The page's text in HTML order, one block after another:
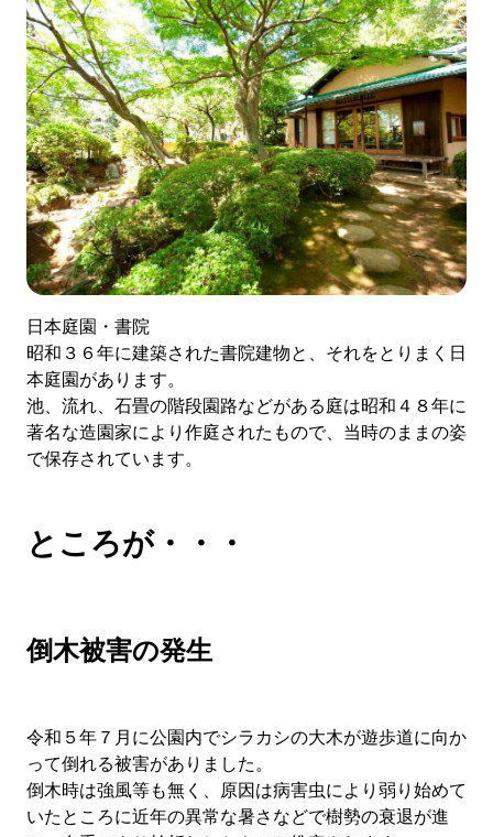
日本庭園・書院
昭和３６年に建築された書院建物と、それをとりまく日
本庭園があります。
池、流れ、石畳の階段園路などがある庭は昭和４８年に
著名な造園家により作庭されたもので、当時のままの姿
で保存されています。
ところが・・・
倒木被害の発生
令和５年７月に公園内でシラカシの大木が遊歩道に向か
って倒れる被害がありました。
倒木時は強風等も無く、原因は病害虫により弱り始めて
いたところに近年の異常な暑さなどで樹勢の衰退が進